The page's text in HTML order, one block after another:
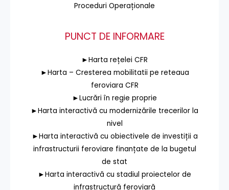
Proceduri Operaționale
PUNCT DE INFORMARE
►Harta rețelei CFR
►Harta – Cresterea mobilitatii pe reteaua
feroviara CFR
►Lucrări în regie proprie
►Harta interactivă cu modernizările trecerilor la
nivel
►Harta interactivă cu obiectivele de investiții a
infrastructurii feroviare finanțate de la bugetul
de stat
►Harta interactivă cu stadiul proiectelor de
infrastructură feroviară